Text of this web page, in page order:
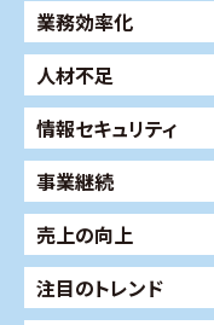
業務効率化
人材不足
情報セキュリティ
事業継続
売上の向上
注目のトレンド